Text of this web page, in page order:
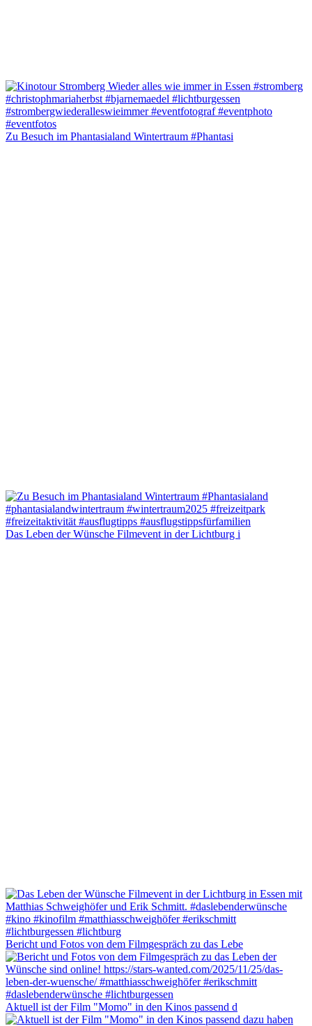
Zu Besuch im Phantasialand Wintertraum #Phantasi
Das Leben der Wünsche Filmevent in der Lichtburg i
Bericht und Fotos von dem Filmgespräch zu das Lebe
Aktuell ist der Film "Momo" in den Kinos passend d